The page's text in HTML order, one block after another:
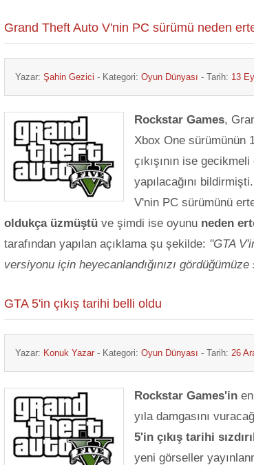
Grand Theft Auto V'nin PC sürümü neden
Yazar: Şahin Gezici - Kategori: Oyun Dünyası - Tarih: 13
Rockstar Games,
Xbox One sürümünün
çıkışının ise
yapılacağını
V'nin PC sürümünü
oldukça üzmüştü ve şimdi ise oyunu neden
tarafından yapılan açıklama şu şekilde: "GTA
versiyonu için heyecanlandığınızı
GTA 5'in çıkış tarihi belli oldu
Yazar: Konuk Yazar - Kategori: Oyun Dünyası - Tarih: 26
Rockstar Games'in
yıla damgasını
5'in çıkış tarihi
yeni görseller